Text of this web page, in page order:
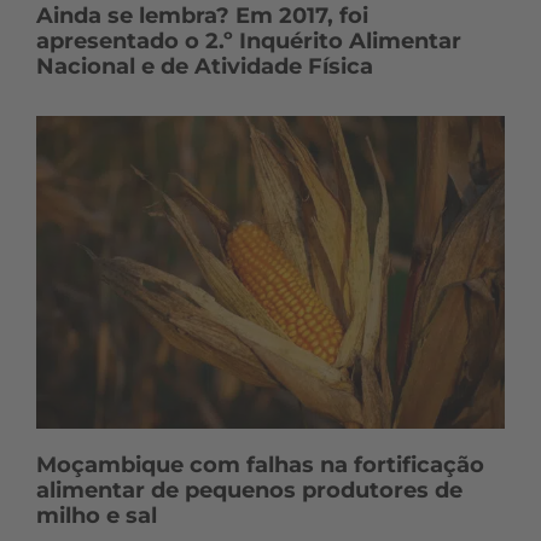
Ainda se lembra? Em 2017, foi
apresentado o 2.º Inquérito Alimentar
Nacional e de Atividade Física
Moçambique com falhas na fortificação
alimentar de pequenos produtores de
milho e sal